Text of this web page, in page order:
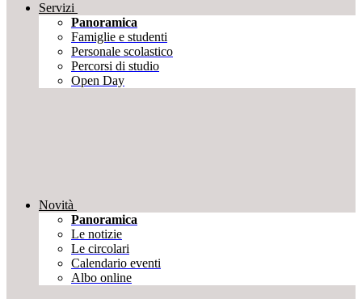
Servizi
Panoramica
Famiglie e studenti
Personale scolastico
Percorsi di studio
Open Day
Novità
Panoramica
Le notizie
Le circolari
Calendario eventi
Albo online